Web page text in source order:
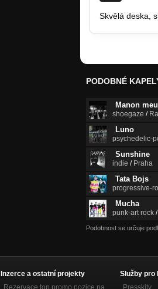
Skvělá deska,
PODOBNÉ
Manon
shoegaze /
Luno
psychedelic-
Sunshine
indie / Praha
Tata Bojs
progressive-
Mucha
punk-art rock /
Podobnost se určuje
Inzerce a ostatní projekty
Rezervace top promo pozice na
Služby pro
Presskity